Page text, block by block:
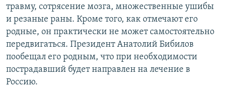
травму, сотрясение мозга, множественные ушибы
и резаные раны. Кроме того, как отмечают его
родные, он практически не может самостоятельно
передвигаться. Президент Анатолий Бибилов
пообещал его родным, что при необходимости
пострадавший будет направлен на лечение в
Россию.